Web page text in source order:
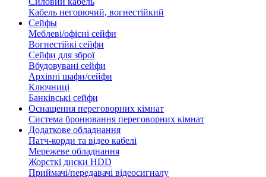
Кабель негорючий, вогнестійкий
Сейфы
Меблеві/офісні сейфи
Вогнестійкі сейфи
Сейфи для зброї
Вбудовувані сейфи
Архівні шафи/сейфи
Ключниці
Банківські сейфи
Оснащення переговорних кімнат
Система бронювання переговорних кімнат
Додаткове обладнання
Патч-корди та відео кабелі
Мережеве обладнання
Жорсткі диски HDD
Приймачі/передавачі відеосигналу